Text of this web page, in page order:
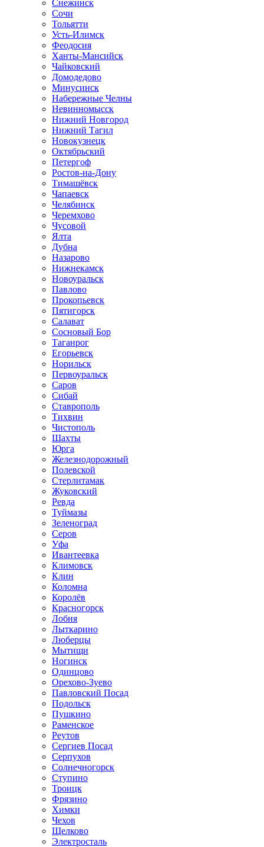
Снежинск
Сочи
Тольятти
Усть-Илимск
Феодосия
Ханты-Мансийск
Чайковский
Домодедово
Минусинск
Набережные Челны
Невинномысск
Нижний Новгород
Нижний Тагил
Новокузнецк
Октябрьский
Петергоф
Ростов-на-Дону
Тимашёвск
Чапаевск
Челябинск
Черемхово
Чусовой
Ялта
Дубна
Назарово
Нижнекамск
Новоуральск
Павлово
Прокопьевск
Пятигорск
Салават
Сосновый Бор
Таганрог
Егорьевск
Норильск
Первоуральск
Саров
Сибай
Ставрополь
Тихвин
Чистополь
Шахты
Юрга
Железнодорожный
Полевской
Стерлитамак
Жуковский
Ревда
Туймазы
Зеленоград
Серов
Уфа
Ивантеевка
Климовск
Клин
Коломна
Королёв
Красногорск
Лобня
Лыткарино
Люберцы
Мытищи
Ногинск
Одинцово
Орехово-Зуево
Павловский Посад
Подольск
Пушкино
Раменское
Реутов
Сергиев Посад
Серпухов
Солнечногорск
Ступино
Троицк
Фрязино
Химки
Чехов
Щелково
Электросталь